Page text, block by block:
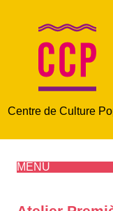
Centre de Culture
MENU